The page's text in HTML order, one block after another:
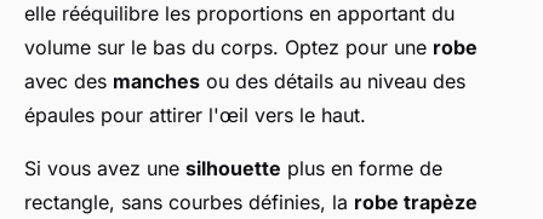
elle rééquilibre les proportions en apportant du
volume sur le bas du corps. Optez pour une robe
avec des manches ou des détails au niveau des
épaules pour attirer l'œil vers le haut.
Si vous avez une silhouette plus en forme de
rectangle, sans courbes définies, la robe trapèze